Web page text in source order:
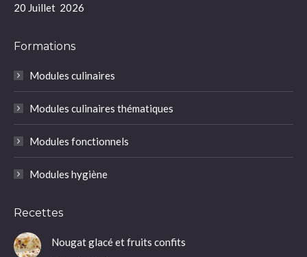
20 Juillet 2026
Formations
Modules culinaires
Modules culinaires thématiques
Modules fonctionnels
Modules hygiène
Recettes
Nougat glacé et fruits confits